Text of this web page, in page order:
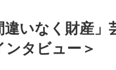
いなく財産
タビュー＞